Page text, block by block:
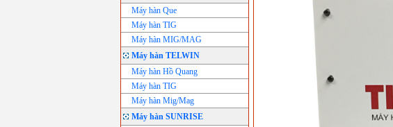
Máy hàn Que
Máy hàn TIG
Máy hàn MIG/MAG
Máy hàn TELWIN
Máy hàn Hồ Quang
Máy hàn TIG
Máy hàn Mig/Mag
Máy hàn SUNRISE